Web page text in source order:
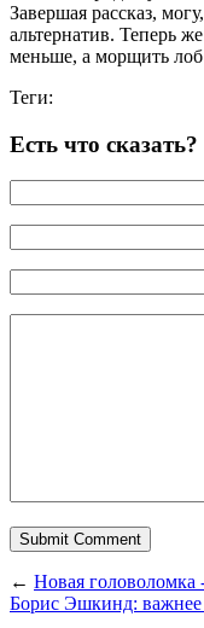
Завершая рассказ,
альтернатив. Теперь
меньше, а морщить
Теги:
Есть что
← Новая головоломка
Борис Эшкинд: важнее